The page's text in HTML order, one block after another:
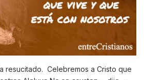
resucitado. Celebremos a Cristo que